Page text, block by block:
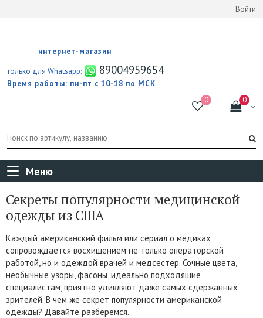
Войти
интернет-магазин
только для Whatsapp:
89004959654
Время работы: пн-пт с 10-18 по МСК
Меню
Секреты популярности медицинской
одежды из США
Каждый американский фильм или сериал о медиках
сопровождается восхищением не только операторской
работой, но и одеждой врачей и медсестер. Сочные цвета,
необычные узоры, фасоны, идеально подходящие
специалистам, приятно удивляют даже самых сдержанных
зрителей. В чем же секрет популярности американской
одежды? Давайте разберемся.